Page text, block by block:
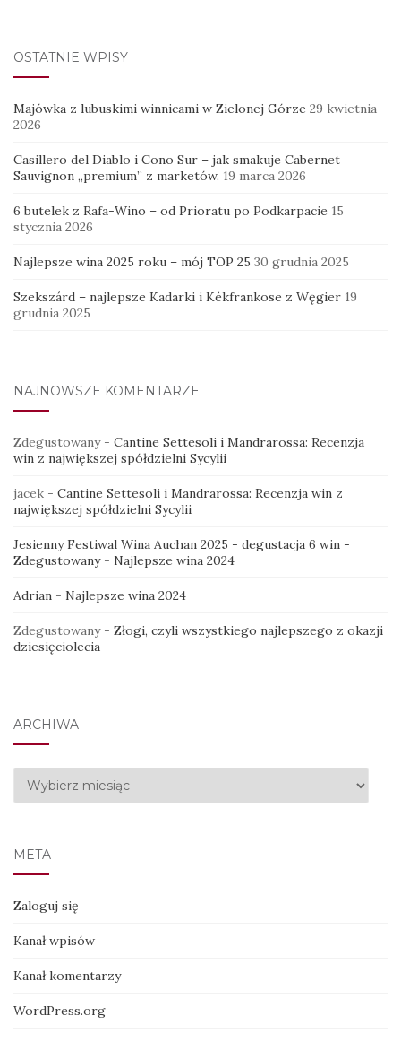
OSTATNIE WPISY
Majówka z lubuskimi winnicami w Zielonej Górze 29 kwietnia
2026
Casillero del Diablo i Cono Sur – jak smakuje Cabernet
Sauvignon „premium” z marketów. 19 marca 2026
6 butelek z Rafa-Wino – od Prioratu po Podkarpacie 15
stycznia 2026
Najlepsze wina 2025 roku – mój TOP 25 30 grudnia 2025
Szekszárd – najlepsze Kadarki i Kékfrankose z Węgier 19
grudnia 2025
NAJNOWSZE KOMENTARZE
Zdegustowany- Cantine Settesoli i Mandrarossa: Recenzja
win z największej spółdzielni Sycylii
jacek - Cantine Settesoli i Mandrarossa: Recenzja win z
największej spółdzielni Sycylii
Jesienny Festiwal Wina Auchan 2025 - degustacja 6 win -
Zdegustowany- Najlepsze wina 2024
Adrian - Najlepsze wina 2024
Zdegustowany- Złogi, czyli wszystkiego najlepszego z okazji
dziesięciolecia
ARCHIWA
Archiwa
META
Zaloguj się
Kanał wpisów
Kanał komentarzy
WordPress.org